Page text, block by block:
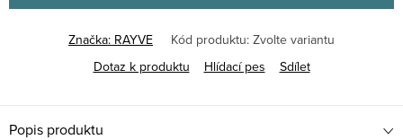
Značka: RAYVE Kód produktu: Zvolte variantu
Dotaz k produktu
Hlídací pes Sdílet
Popis produktu